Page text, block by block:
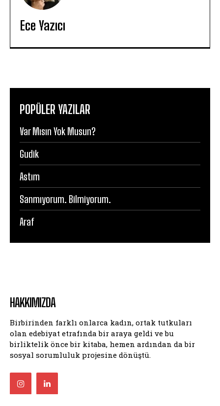
Ece Yazıcı
POPÜLER YAZILAR
Var Mısın Yok Musun?
Gudik
Astım
Sanmıyorum. Bilmiyorum.
Araf
HAKKIMIZDA
Birbirinden farklı onlarca kadın, ortak tutkuları
olan edebiyat etrafında bir araya geldi ve bu
birliktelik önce bir kitaba, hemen ardından da bir
sosyal sorumluluk projesine dönüştü.